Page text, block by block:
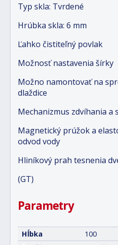
Typ skla: Tvrdené
Hrúbka skla: 6 mm
Ľahko čistiteľný povlak
Možnosť nastavenia šírky
Možno namontovať na
dlaždice
Mechanizmus zdvíhania a
Magnetický prúžok a
odvod vody
Hliníkový prah tesnenia
(GT)
Parametry
Hĺbka
100